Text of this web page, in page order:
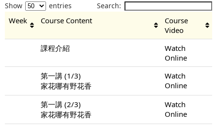
Show entries Search:
Week Course Content
Course
Video
課程介紹
Watch
Online
第一講 (1/3)
家花哪有野花香
Watch
Online
第一講 (2/3)
家花哪有野花香
Watch
Online